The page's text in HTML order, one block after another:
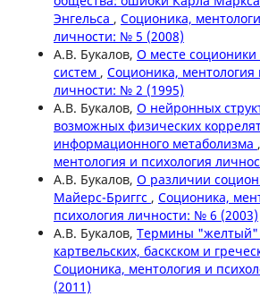
Энгельса , Соционика,
личности: № 5 (2008)
А.В. Букалов, О месте соционики
систем , Соционика, ментология
личности: № 2 (1995)
А.В. Букалов, О нейронных
возможных физических
информационного метаболизма ,
ментология и психология
А.В. Букалов, О различии
Майерс-Бриггс , Соционика,
психология личности: № 6 (2003)
А.В. Букалов, Термины "желтый"
картвельских, баскском и
Соционика, ментология и
(2011)